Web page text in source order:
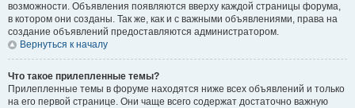
возможности. Объявления появляются вверху каждой страницы форума,
в котором они созданы. Так же, как и с важными объявлениями, права на
создание объявлений предоставляются администратором.
Вернуться к началу
Что такое прилепленные темы?
Прилепленные темы в форуме находятся ниже всех объявлений и только
на его первой странице. Они чаще всего содержат достаточно важную